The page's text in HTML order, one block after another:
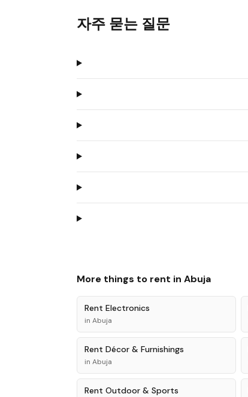
자주 묻는 질문
More things to rent in Abuja
Rent Electronics
in Abuja
Rent Décor & Furnishings
in Abuja
Rent Outdoor & Sports